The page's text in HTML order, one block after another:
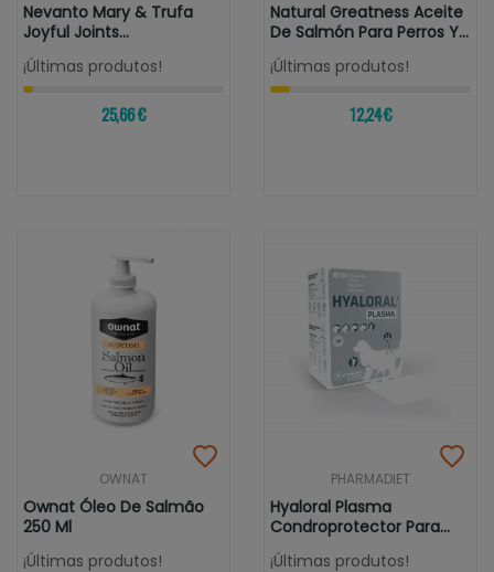
Nevanto Mary & Trufa
Joyful Joints
Condoprotector
¡Últimas produtos!
25,66 €
Natural Greatness Aceite
De Salmón Para Perros Y
Gatos
¡Últimas produtos!
12,24 €
OWNAT
Ownat Óleo De Salmão
250 Ml
¡Últimas produtos!
PHARMADIET
Hyaloral Plasma
Condroprotector Para
Perros Y Gatos...
¡Últimas produtos!